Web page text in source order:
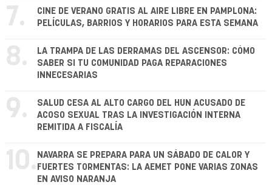
7.
CINE DE VERANO GRATIS AL AIRE LIBRE EN PAMPLONA:
PELÍCULAS, BARRIOS Y HORARIOS PARA ESTA SEMANA
8.
LA TRAMPA DE LAS DERRAMAS DEL ASCENSOR: CÓMO
SABER SI TU COMUNIDAD PAGA REPARACIONES
INNECESARIAS
9.
SALUD CESA AL ALTO CARGO DEL HUN ACUSADO DE
ACOSO SEXUAL TRAS LA INVESTIGACIÓN INTERNA
REMITIDA A FISCALÍA
10. NAVARRA SE PREPARA PARA UN SÁBADO DE CALOR Y
FUERTES TORMENTAS: LA AEMET PONE VARIAS ZONAS
EN AVISO NARANJA